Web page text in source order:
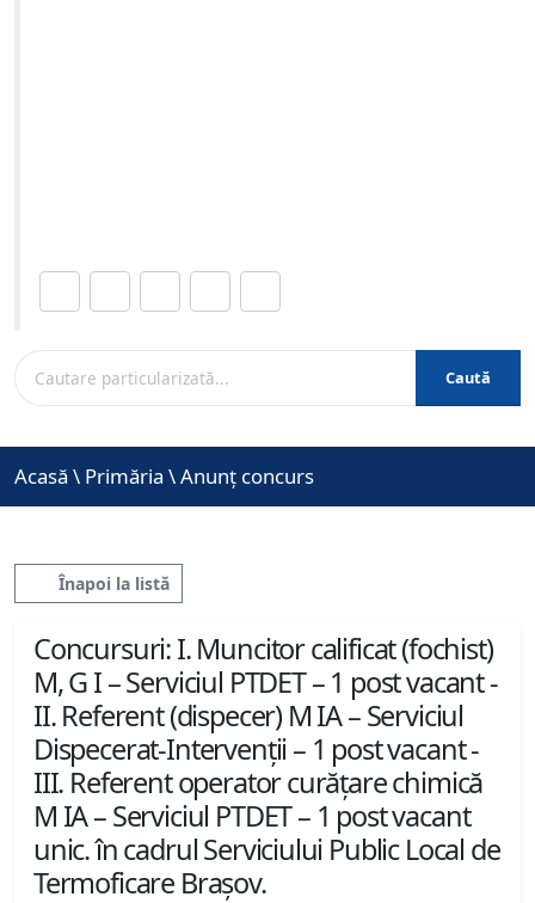
Caută
Acasă \ Primăria \Anunț concurs
Înapoi la listă
Concursuri: I. Muncitor calificat (fochist)
M, G I – Serviciul PTDET – 1 post vacant -
II. Referent (dispecer) M IA – Serviciul
Dispecerat-Intervenții – 1 post vacant -
III. Referent operator curățare chimică
M IA – Serviciul PTDET – 1 post vacant
unic. în cadrul Serviciului Public Local de
Termoficare Braşov.